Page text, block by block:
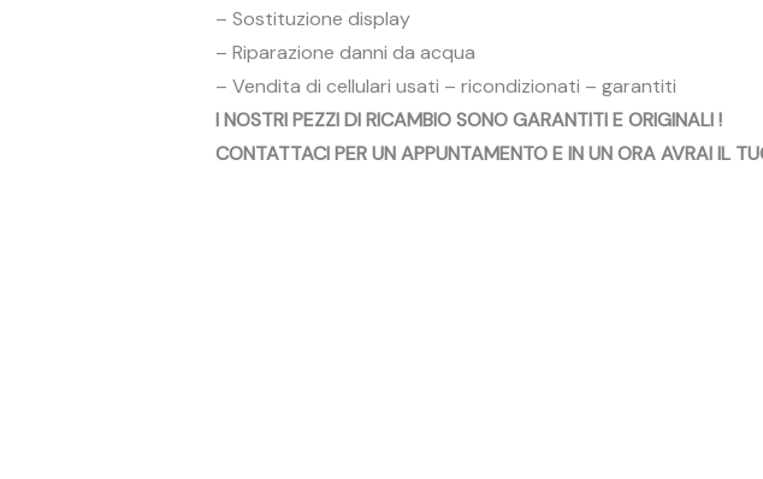
– Sostituzione display
– Riparazione danni da acqua
– Vendita di cellulari usati – ricondizionati – garantiti
I NOSTRI PEZZI DI RICAMBIO SONO GARANTITI E ORIGINALI !
CONTATTACI PER UN APPUNTAMENTO E IN UN ORA AVRAI IL